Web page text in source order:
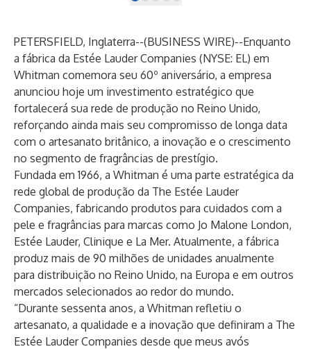
PETERSFIELD, Inglaterra--(BUSINESS WIRE)--Enquanto
a fábrica da Estée Lauder Companies (NYSE: EL) em
Whitman comemora seu 60º aniversário, a empresa
anunciou hoje um investimento estratégico que
fortalecerá sua rede de produção no Reino Unido,
reforçando ainda mais seu compromisso de longa data
com o artesanato britânico, a inovação e o crescimento
no segmento de fragrâncias de prestígio.
Fundada em 1966, a Whitman é uma parte estratégica da
rede global de produção da The Estée Lauder
Companies, fabricando produtos para cuidados com a
pele e fragrâncias para marcas como Jo Malone London,
Estée Lauder, Clinique e La Mer. Atualmente, a fábrica
produz mais de 90 milhões de unidades anualmente
para distribuição no Reino Unido, na Europa e em outros
mercados selecionados ao redor do mundo.
“Durante sessenta anos, a Whitman refletiu o
artesanato, a qualidade e a inovação que definiram a The
Estée Lauder Companies desde que meus avós